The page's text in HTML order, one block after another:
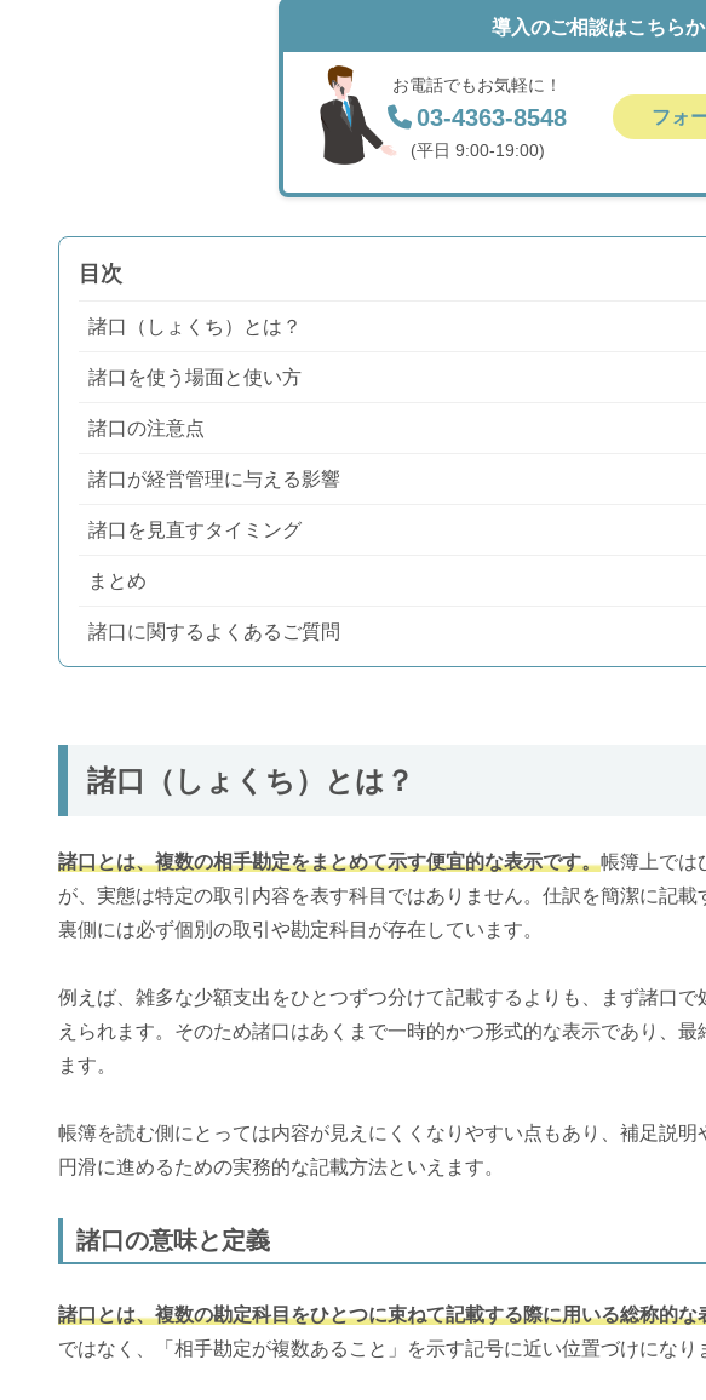
導入のご相談はこちらか
お電話でもお気軽に！
03-4363-8548
(平日 9:00-19:00)
フォ
目次
諸口（しょくち）とは？
諸口を使う場面と使い方
諸口の注意点
諸口が経営管理に与える影響
諸口を見直すタイミング
まとめ
諸口に関するよくあるご質問
諸口（しょくち）とは？
諸口とは、複数の相手勘定をまとめて示す便宜的な表示です。帳簿上では
が、実態は特定の取引内容を表す科目ではありません。仕訳を簡潔に記
裏側には必ず個別の取引や勘定科目が存在しています。
例えば、雑多な少額支出をひとつずつ分けて記載するよりも、まず諸口
えられます。そのため諸口はあくまで一時的かつ形式的な表示であり、
ます。
帳簿を読む側にとっては内容が見えにくくなりやすい点もあり、補足説
円滑に進めるための実務的な記載方法といえます。
諸口の意味と定義
諸口とは、複数の勘定科目をひとつに束ねて記載する際に用いる総称的な
ではなく、「相手勘定が複数あること」を示す記号に近い位置づけになり